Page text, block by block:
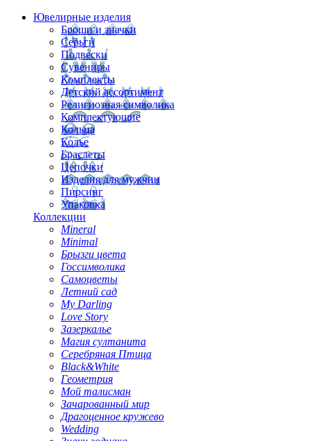
Ювелирные изделия
Броши и значки
Серьги
Подвески
Сувениры
Комплекты
Детский ассортимент
Религиозная символика
Комплектующие
Кольца
Колье
Браслеты
Цепочки
Изделия для мужчин
Пирсинг
Упаковка
Коллекции
Mineral
Minimal
Брызги цвета
Госсимволика
Самоцветы
Летний сад
My Darling
Love Story
Зазеркалье
Магия султанита
Серебряная Птица
Black&White
Геометрия
Мой талисман
Зачарованный мир
Драгоценное кружево
Wedding